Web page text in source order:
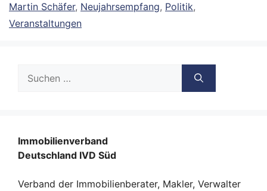
Martin Schäfer, Neujahrsempfang, Politik,
Veranstaltungen
nach:
Immobilienverband
Deutschland IVD Süd
Verband der Immobilienberater, Makler, Verwalter